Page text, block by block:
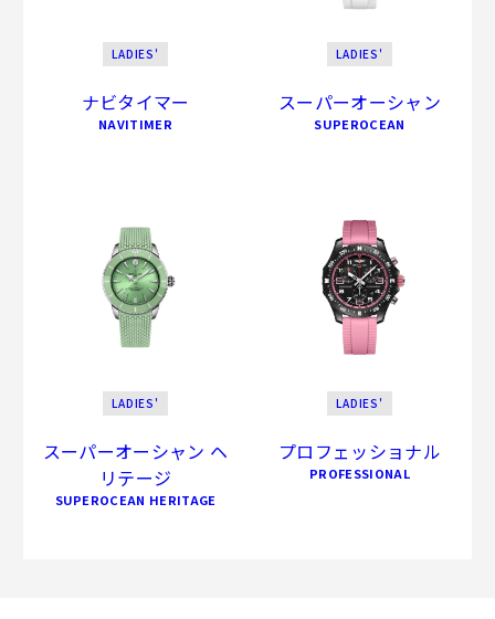
LADIES'
ナビタイマー
NAVITIMER
LADIES'
スーパーオーシャン
SUPEROCEAN
LADIES'
スーパーオーシャン ヘ
リテージ
SUPEROCEAN HERITAGE
LADIES'
プロフェッショナル
PROFESSIONAL